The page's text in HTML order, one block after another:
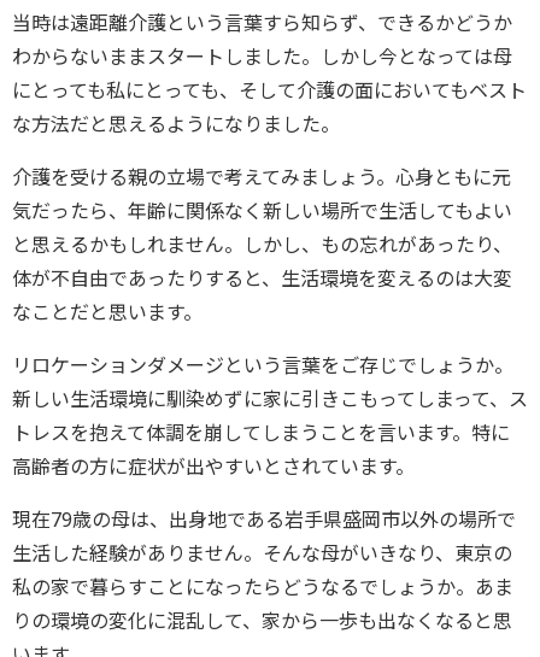
当時は遠距離介護という言葉すら知らず、できるかどうか
わからないままスタートしました。しかし今となっては母
にとっても私にとっても、そして介護の面においてもベスト
な方法だと思えるようになりました。
介護を受ける親の立場で考えてみましょう。心身ともに元
気だったら、年齢に関係なく新しい場所で生活してもよい
と思えるかもしれません。しかし、もの忘れがあったり、
体が不自由であったりすると、生活環境を変えるのは大変
なことだと思います。
リロケーションダメージという言葉をご存じでしょうか。
新しい生活環境に馴染めずに家に引きこもってしまって、ス
トレスを抱えて体調を崩してしまうことを言います。特に
高齢者の方に症状が出やすいとされています。
現在79歳の母は、出身地である岩手県盛岡市以外の場所で
生活した経験がありません。そんな母がいきなり、東京の
私の家で暮らすことになったらどうなるでしょうか。あま
りの環境の変化に混乱して、家から一歩も出なくなると思